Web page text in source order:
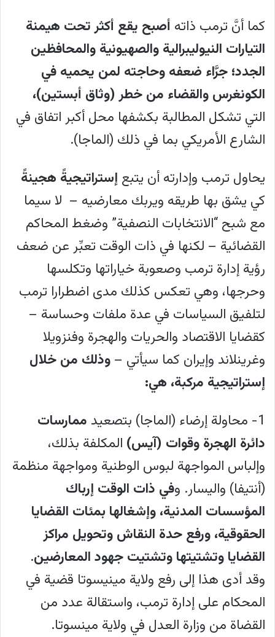
كما أنَّ ترمب ذاته أصبح يقع أكثر تحت هيمنة
التيارات النيوليبرالية والصهيونية والمحافظين
الجدد؛ جرَّاء ضعفه وحاجته لمن يحميه في
الكونغرس والقضاء من خطر (وثاق أبستين)،
التي تشكل المطالبة بكشفها محل أكبر اتفاق في
الشارع الأمريكي بما في ذلك (الماجا).
يحاول ترمب وإدارته أن يتبع إستراتيجيةً هجينةً
كي يشق بها طريقه ويربك معارضيه – لا سيما
مع شبح “الانتخابات النصفية” وضغط المحاكم
القضائية – لكنها في ذات الوقت تعبِّر عن ضعف
رؤية إدارة ترمب وصعوبة خياراتها وتكلسها
وحرجها، وهي تعكس كذلك مدى اضطرارا ترمب
لتلفيق السياسات في عدة ملفات وحساسة –
كقضايا الاقتصاد والحريات والهجرة وفنزويلا
وغرينلاند وإيران كما سيأتي – وذلك من خلال
إستراتيجية مركبة، هي:
1- محاولة إرضاء (الماجا) بتصعيد
ممارسات
دائرة الهجرة وقوات (آيس) المكلفة بذلك،
وإلباس المواجهة لبوس الوطنية ومواجهة منظمة
(أنتيفا) واليسار. وفي ذات الوقت إرباك
المؤسسات المدنية، وإشغالها بمئات القضايا
الحقوقية، ورفع حدة النقاش وتحويل مراكز
القضايا وتشتيتها وتشتيت جهود المعارضين.
وقد أدى هذا إلى رفع ولاية مينيسوتا قضية في
المحكام على إدارة ترمب، واستقالة عدد من
القضاة من وزارة العدل في ولاية مينسوتا.